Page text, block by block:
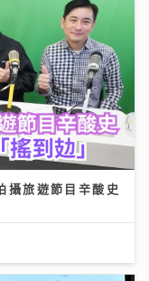
攝旅遊節目辛酸史